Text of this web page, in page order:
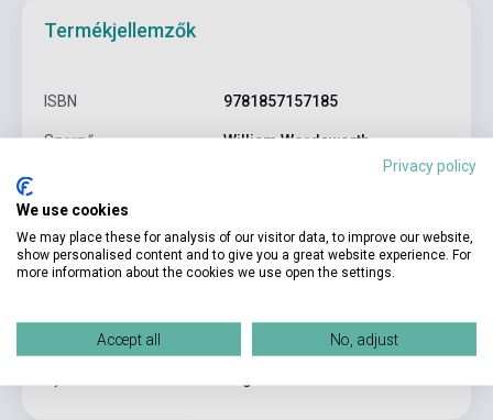
Termékjellemzők
ISBN 9781857157185
Szerző William Wordsworth
Kötés
Kiadó EVERYMAN
Formátum
Privacy policy
We use cookies
We may place these for analysis of our visitor data, to improve our website,
show personalised content and to give you a great website experience. For
more information about the cookies we use open the settings.
Accept all No, adjust